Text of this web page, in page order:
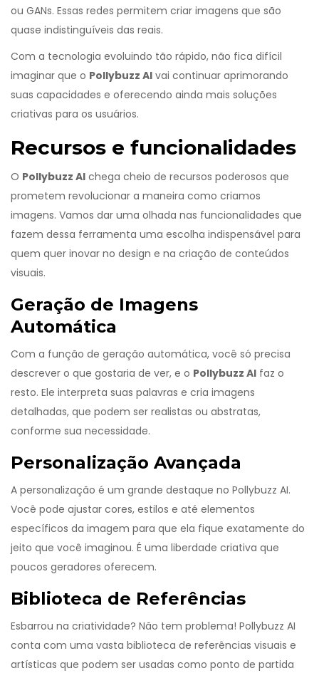
ou GANs. Essas redes permitem criar imagens que são
quase indistinguíveis das reais.
Com a tecnologia evoluindo tão rápido, não fica difícil
imaginar que o Pollybuzz AI vai continuar aprimorando
suas capacidades e oferecendo ainda mais soluções
criativas para os usuários.
Recursos e funcionalidades
O Pollybuzz AI chega cheio de recursos poderosos que
prometem revolucionar a maneira como criamos
imagens. Vamos dar uma olhada nas funcionalidades que
fazem dessa ferramenta uma escolha indispensável para
quem quer inovar no design e na criação de conteúdos
visuais.
Geração de Imagens
Automática
Com a função de geração automática, você só precisa
descrever o que gostaria de ver, e o Pollybuzz AI faz o
resto. Ele interpreta suas palavras e cria imagens
detalhadas, que podem ser realistas ou abstratas,
conforme sua necessidade.
Personalização Avançada
A personalização é um grande destaque no Pollybuzz AI.
Você pode ajustar cores, estilos e até elementos
específicos da imagem para que ela fique exatamente do
jeito que você imaginou. É uma liberdade criativa que
poucos geradores oferecem.
Biblioteca de Referências
Esbarrou na criatividade? Não tem problema! Pollybuzz AI
conta com uma vasta biblioteca de referências visuais e
artísticas que podem ser usadas como ponto de partida